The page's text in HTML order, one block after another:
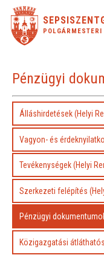
Pénzügyi
Álláshirdetések (Helyi
Vagyon- és
Tevékenységek (Helyi
Szerkezeti felépítés
Pénzügyi
Közigazgatási